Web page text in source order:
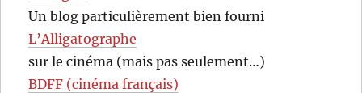
Un blog particulièrement bien fourni
L’Alligatographe
sur le cinéma (mais pas seulement…)
BDFF (cinéma français)